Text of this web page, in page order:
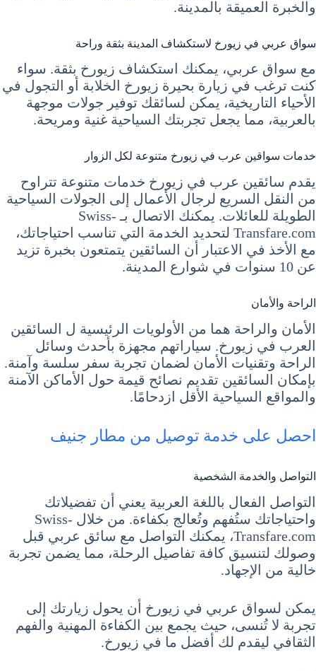
والخبرة العميقة بالمدينة.
سواق عربي في زيورخ لاستكشاف المدينة بثقة وراحة
مع سواق عربي، يمكنك استكشاف زيورخ بثقة. سواء
كنت ترغب في زيارة بحيرة زيورخ الخلابة أو التجول في
الأحياء التاريخية، يمكن لسائقك توفير جولات موجهة
بالعربية، مما يجعل تجربتك السياحية غنية ومريحة.
خدمات سواقين عرب في زيورخ متنوعة لكل الزوار
يقدم سائقين عرب في زيورخ خدمات متنوعة تتراوح
من النقل السريع لرجال الأعمال إلى الجولات السياحية
الطويلة للعائلات. يمكنك الاتصال بـ Swiss-
Transfare.com لتحديد الخدمة التي تناسب احتياجاتك،
مع الأخذ في الاعتبار أن السائقين يتمتعون بخبرة تزيد
عن 10 سنوات في شوارع المدينة.
الراحة والأمان
الأمان والراحة هما من الأولويات الرئيسية ل السائقين
العرب في زيورخ. سياراتهم مجهزة بأحدث وسائل
الراحة وتقنيات الأمان لضمان تجربة سفر سلسة وآمنة.
بإمكان السائقين تقديم نصائح قيمة حول الأماكن الآمنة
والمواقع السياحية الأقل ازدحامًا.
احصل على خدمة توصيل من مطار جنيف
التواصل والخدمة الشخصية
التواصل الفعال باللغة العربية يعني أن تفضيلاتك
واحتياجاتك ستُفهم وتُعالج بكفاءة. من خلال Swiss-
Transfare.com، يمكنك التواصل مع سائق عربي قبل
وصولك لتنسيق كافة تفاصيل الرحلة، مما يضمن تجربة
خالية من الإجهاد.
يمكن لسواق عربي في زيورخ أن يحول زيارتك إلى
تجربة لا تُنسى، حيث يجمع بين الكفاءة المهنية والفهم
الثقافي ليقدم لك أفضل ما في زيورخ.